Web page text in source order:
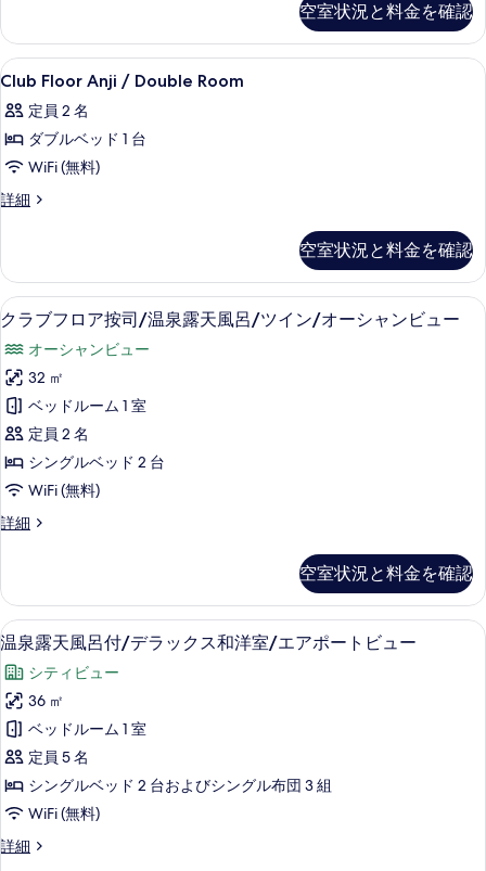
条
件
ツ
イ
ン
(エ
ア
ポ
ー
ュ
ー/
露
天
風
呂
付
客
の
べ
て
の
写
真
を
表
示
す
る
ッ
ク
ス
イ
ン
ア
ポ
ー
ュ
ー/
露
天
風
呂
付
客
室)
詳
細
空室状況と料金を確認
Club
Floor
Anji
/
Double
Room
べ
て
の
写
真
を
表
示
す
る
羽毛の掛け布団、セーフティボック
15
Club Floor Anji / Double Room
定員 2 名
ダブルベッド 1 台
WiFi (無料)
詳細
Club
Double
Room
の
細
空室状況と料金を確認
ク
ブ
フ
ロ
ア
按
温
露
天
風
呂/
ツ
イ
ン/
オ
ー
シ
クラブフロア按司/温泉露天風呂/ツ
28
クラブフロア按司/温泉露天風呂/ツイン/オーシャンビュー
オーシャンビュー
32 ㎡
ベッドルーム 1 室
定員 2 名
シングルベッド 2 台
WiFi (無料)
詳細
ク
ロ
ア
按
温
泉
露
天
風
呂/
ツ
イ
ン/
オ
空室状況と料金を確認
温
泉
露
天
風
呂
付/
ラ
温泉露天風呂付/デラックス和洋室/
22
温泉露天風呂付/デラックス和洋室/エアポートビュー
シティビュー
36 ㎡
ベッドルーム 1 室
定員 5 名
シングルベッド 2 台およびシングル布団 3 組
WiFi (無料)
詳細
温